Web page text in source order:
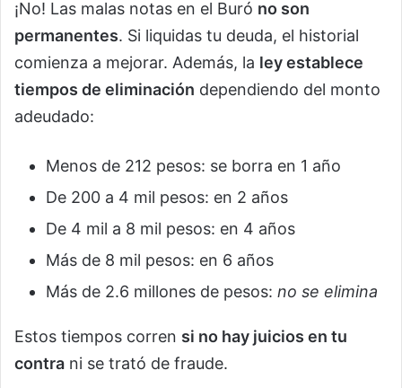
¡No! Las malas notas en el Buró no son
permanentes. Si liquidas tu deuda, el historial
comienza a mejorar. Además, la ley establece
tiempos de eliminación dependiendo del monto
adeudado:
Menos de 212 pesos: se borra en 1 año
De 200 a 4 mil pesos: en 2 años
De 4 mil a 8 mil pesos: en 4 años
Más de 8 mil pesos: en 6 años
Más de 2.6 millones de pesos: no se elimina
Estos tiempos corren si no hay juicios en tu
contra ni se trató de fraude.